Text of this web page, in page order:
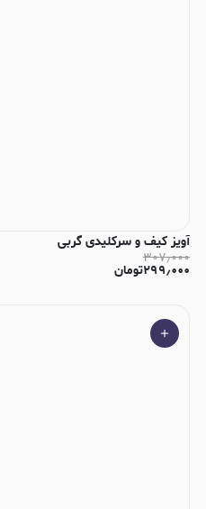
آویز کیف و سرکلیدی گربی
۳۰۷٫۰۰۰
۲۹۹٫۰۰۰تومان